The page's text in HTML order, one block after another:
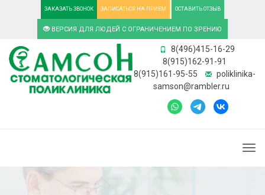
ЗАКАЗАТЬ ЗВОНОК ЗАПИСАТЬСЯ НА ПРИЕМ ОСТАВИТЬ ОТЗЫВ
ВЕРСИЯ ДЛЯ ЛЮДЕЙ С ОГРАНИЧЕНИЕМ ПО ЗРЕНИЮ
8(496)415-16-29
8(915)162-91-91
8(915)161-95-55
poliklinika-
samson@rambler.ru